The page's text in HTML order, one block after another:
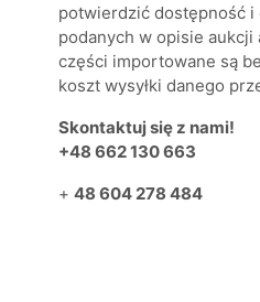
potwierdzić dostępność i
podanych w opisie
części importowane są
koszt wysyłki danego
Skontaktuj się z nami!
+48 662 130 663
+ 48 604 278 484